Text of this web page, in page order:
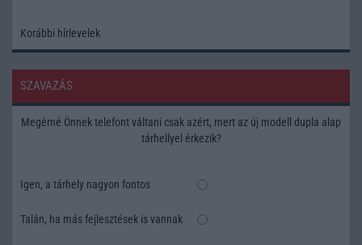
Korábbi hírlevelek
SZAVAZÁS
Megérné Önnek telefont váltani csak azért, mert az új modell dupla alap
tárhellyel érkezik?
Igen, a tárhely nagyon fontos
Talán, ha más fejlesztések is vannak